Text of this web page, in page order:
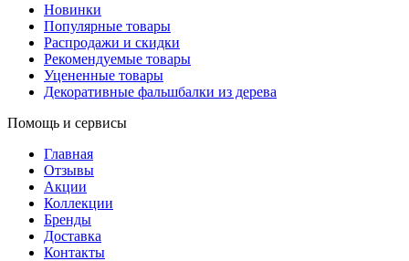
Новинки
Популярные товары
Распродажи и скидки
Рекомендуемые товары
Уцененные товары
Декоративные фальшбалки из дерева
Помощь и сервисы
Главная
Отзывы
Акции
Коллекции
Бренды
Доставка
Контакты